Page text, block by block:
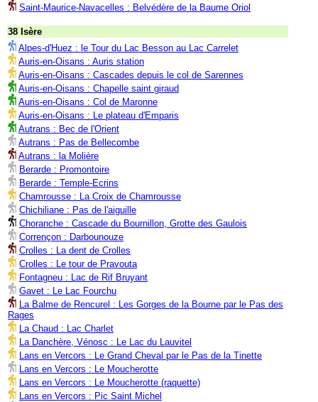
Saint-Maurice-Navacelles : Belvédère de la Baume Oriol
38 Isère
Alpes-d'Huez : le Tour du Lac Besson au Lac Carrelet
Auris-en-Oisans : Auris station
Auris-en-Oisans : Cascades depuis le col de Sarennes
Auris-en-Oisans : Chapelle saint giraud
Auris-en-Oisans : Col de Maronne
Auris-en-Oisans : Le plateau d'Emparis
Autrans : Bec de l'Orient
Autrans : Pas de Bellecombe
Autrans : la Molière
Berarde : Promontoire
Berarde : Temple-Ecrins
Chamrousse : La Croix de Chamrousse
Chichiliane : Pas de l'aiguille
Choranche : Cascade du Bournillon, Grotte des Gaulois
Corrençon : Darbounouze
Crolles : La dent de Crolles
Crolles : Le tour de Pravouta
Fontagneu : Lac de Rif Bruyant
Gavet : Le Lac Fourchu
La Balme de Rencurel : Les Gorges de la Bourne par le Pas des
Rages
La Chaud : Lac Charlet
La Danchère, Vénosc : Le Lac du Lauvitel
Lans en Vercors : Le Grand Cheval par le Pas de la Tinette
Lans en Vercors : Le Moucherotte
Lans en Vercors : Le Moucherotte (raquette)
Lans en Vercors : Pic Saint Michel